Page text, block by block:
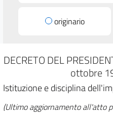
originario
DECRETO DEL
ottobre
Istituzione e disciplina
(Ultimo aggiornamento all'atto